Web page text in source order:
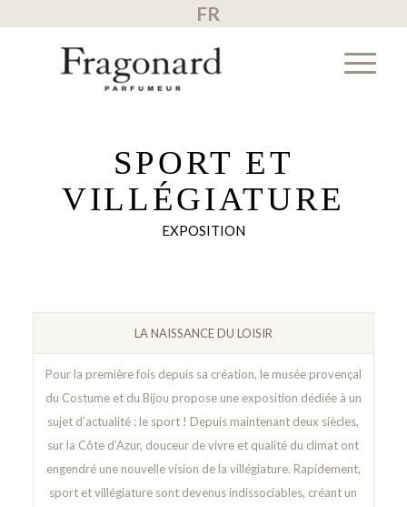
FR
SPORT ET
VILLÉGIATURE
EXPOSITION
LA NAISSANCE DU LOISIR
Pour la première fois depuis sa création, le musée provençal
du Costume et du Bijou propose une exposition dédiée à un
sujet d’actualité : le sport ! Depuis maintenant deux siècles,
sur la Côte d’Azur, douceur de vivre et qualité du climat ont
engendré une nouvelle vision de la villégiature. Rapidement,
sport et villégiature sont devenus indissociables, créant un